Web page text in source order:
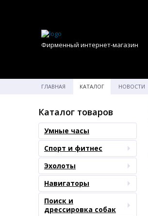
Фирменный интернет-магазин
ГЛАВНАЯ КАТАЛОГ НОВОСТИ
Каталог товаров
Умные часы
Спорт и фитнес
Эхолоты
Навигаторы
Поиск и
дрессировка собак